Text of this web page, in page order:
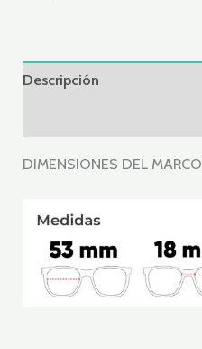
Descripción
DIMENSIONES DEL MARCO